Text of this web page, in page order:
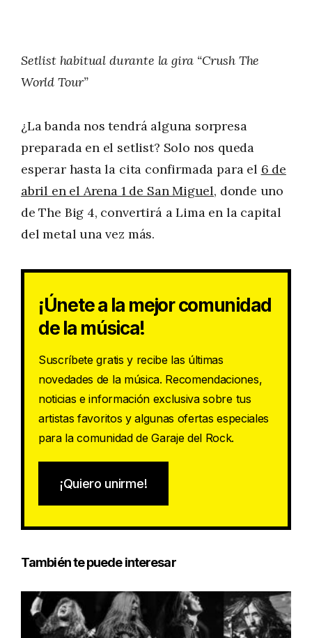
Setlist habitual durante la gira “Crush The
World Tour”
¿La banda nos tendrá alguna sorpresa
preparada en el setlist? Solo nos queda
esperar hasta la cita confirmada para el 6 de
abril en el Arena 1 de San Miguel, donde uno
de The Big 4, convertirá a Lima en la capital
del metal una vez más.
¡Únete a la mejor comunidad
de la música!
Suscríbete gratis y recibe las últimas
novedades de la música. Recomendaciones,
noticias e información exclusiva sobre tus
artistas favoritos y algunas ofertas especiales
para la comunidad de Garaje del Rock.
¡Quiero unirme!
También te puede interesar